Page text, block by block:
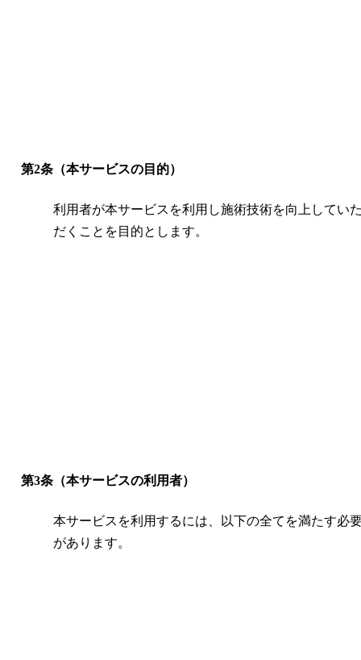
第2条（本サービスの目的）
利用者が本サービスを利用し施術技術を向上してい
だくことを目的とします。
第3条（本サービスの利用者）
本サービスを利用するには、以下の全てを満たす必
があります。